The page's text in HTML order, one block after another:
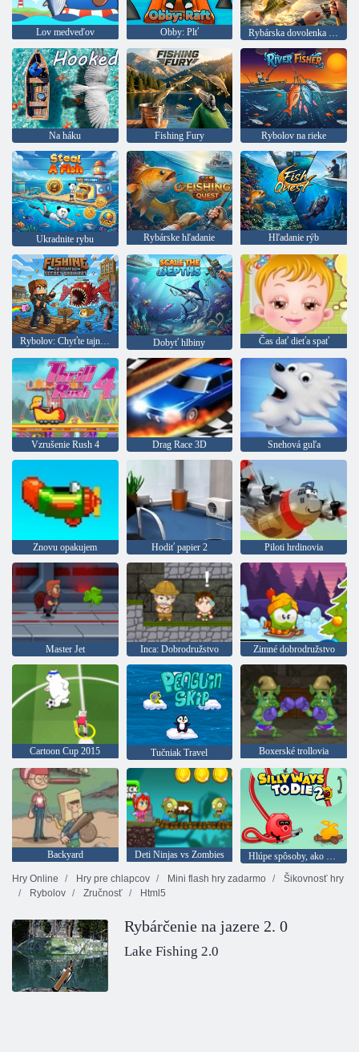
Lov medveďov Obby: Plť Rybárska dovolenka 2. New Horizons
Na háku Fishing Fury Rybolov na rieke
Ukradnite rybu Rybárske hľadanie Hľadanie rýb
Rybolov: Chyťte tajného Brainmoutha Dobyť hlbiny Čas dať dieťa spať
Vzrušenie Rush 4 Drag Race 3D Snehová guľa
Znovu opakujem Hodiť papier 2 Piloti hrdinovia
Master Jet Inca: Dobrodružstvo Zimné dobrodružstvo
Cartoon Cup 2015 Tučniak Travel Boxerské trollovia
Backyard Deti Ninjas vs Zombies
Hry Online
Hry pre chlapcov Mini flash hry zadarmo
Šikovnosť hry
Rybolov
Zručnosť Html5
Rybárčenie na jazere 2. 0
Lake Fishing 2.0